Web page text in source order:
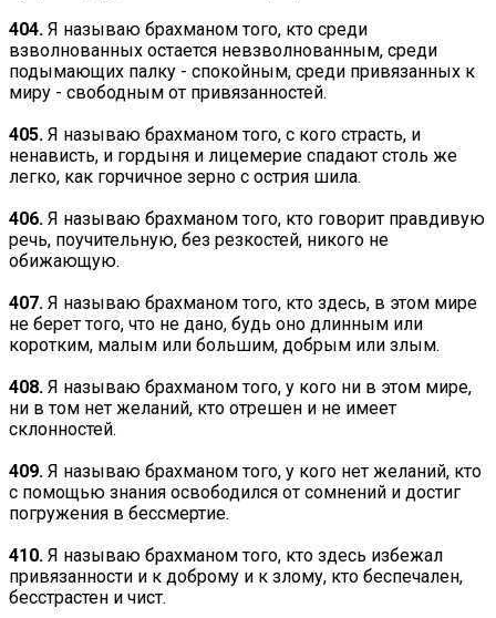
404. Я называю брахманом того, кто среди
взволнованных остается невзволнованным, среди
подымающих палку - спокойным, среди привязанных к
миру - свободным от привязанностей.
405. Я называю брахманом того, с кого страсть, и
ненависть, и гордыня и лицемерие спадают столь же
легко, как горчичное зерно с острия шила.
406. Я называю брахманом того, кто говорит правдивую
речь, поучительную, без резкостей, никого не
обижающую.
407. Я называю брахманом того, кто здесь, в этом мире
не берет того, что не дано, будь оно длинным или
коротким, малым или большим, добрым или злым.
408. Я называю брахманом того, у кого ни в этом мире,
ни в том нет желаний, кто отрешен и не имеет
склонностей.
409. Я называю брахманом того, у кого нет желаний, кто
с помощью знания освободился от сомнений и достиг
погружения в бессмертие.
410. Я называю брахманом того, кто здесь избежал
привязанности и к доброму и к злому, кто беспечален,
бесстрастен и чист.